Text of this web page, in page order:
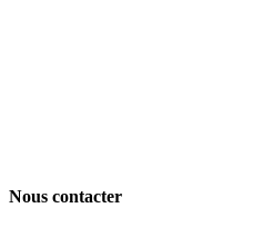
Nous contacter